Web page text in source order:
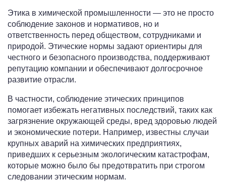
Этика в химической промышленности — это не просто
соблюдение законов и нормативов, но и
ответственность перед обществом, сотрудниками и
природой. Этические нормы задают ориентиры для
честного и безопасного производства, поддерживают
репутацию компании и обеспечивают долгосрочное
развитие отрасли.
В частности, соблюдение этических принципов
помогает избежать негативных последствий, таких как
загрязнение окружающей среды, вред здоровью людей
и экономические потери. Например, известны случаи
крупных аварий на химических предприятиях,
приведших к серьезным экологическим катастрофам,
которые можно было бы предотвратить при строгом
следовании этическим нормам.